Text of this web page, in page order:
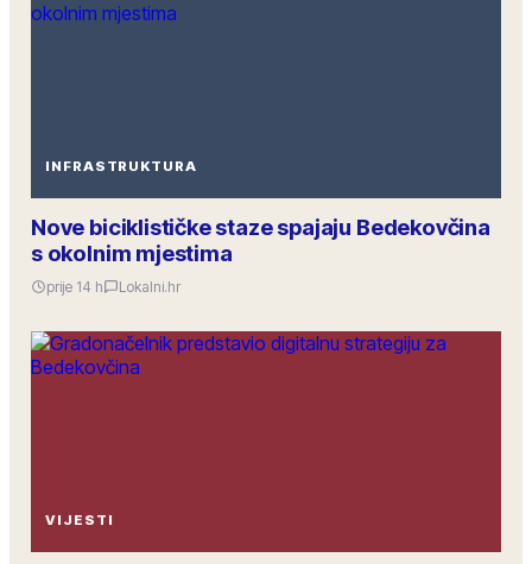
INFRASTRUKTURA
Nove biciklističke staze spajaju Bedekovčina
s okolnim mjestima
prije 14 h Lokalni.hr
VIJESTI